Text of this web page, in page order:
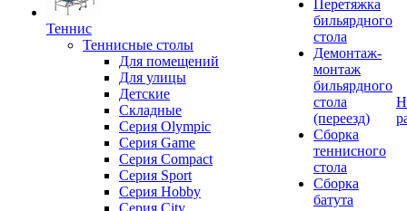
Теннис
Теннисные столы
Для помещений
Для улицы
Детские
Складные
Серия Olympic
Серия Game
Серия Compact
Серия Sport
Серия Hobby
Серия City
Перетяжка
бильярдного
стола
Демонтаж-
монтаж
бильярдного
стола
(переезд)
Сборка
теннисного
стола
Сборка
батута